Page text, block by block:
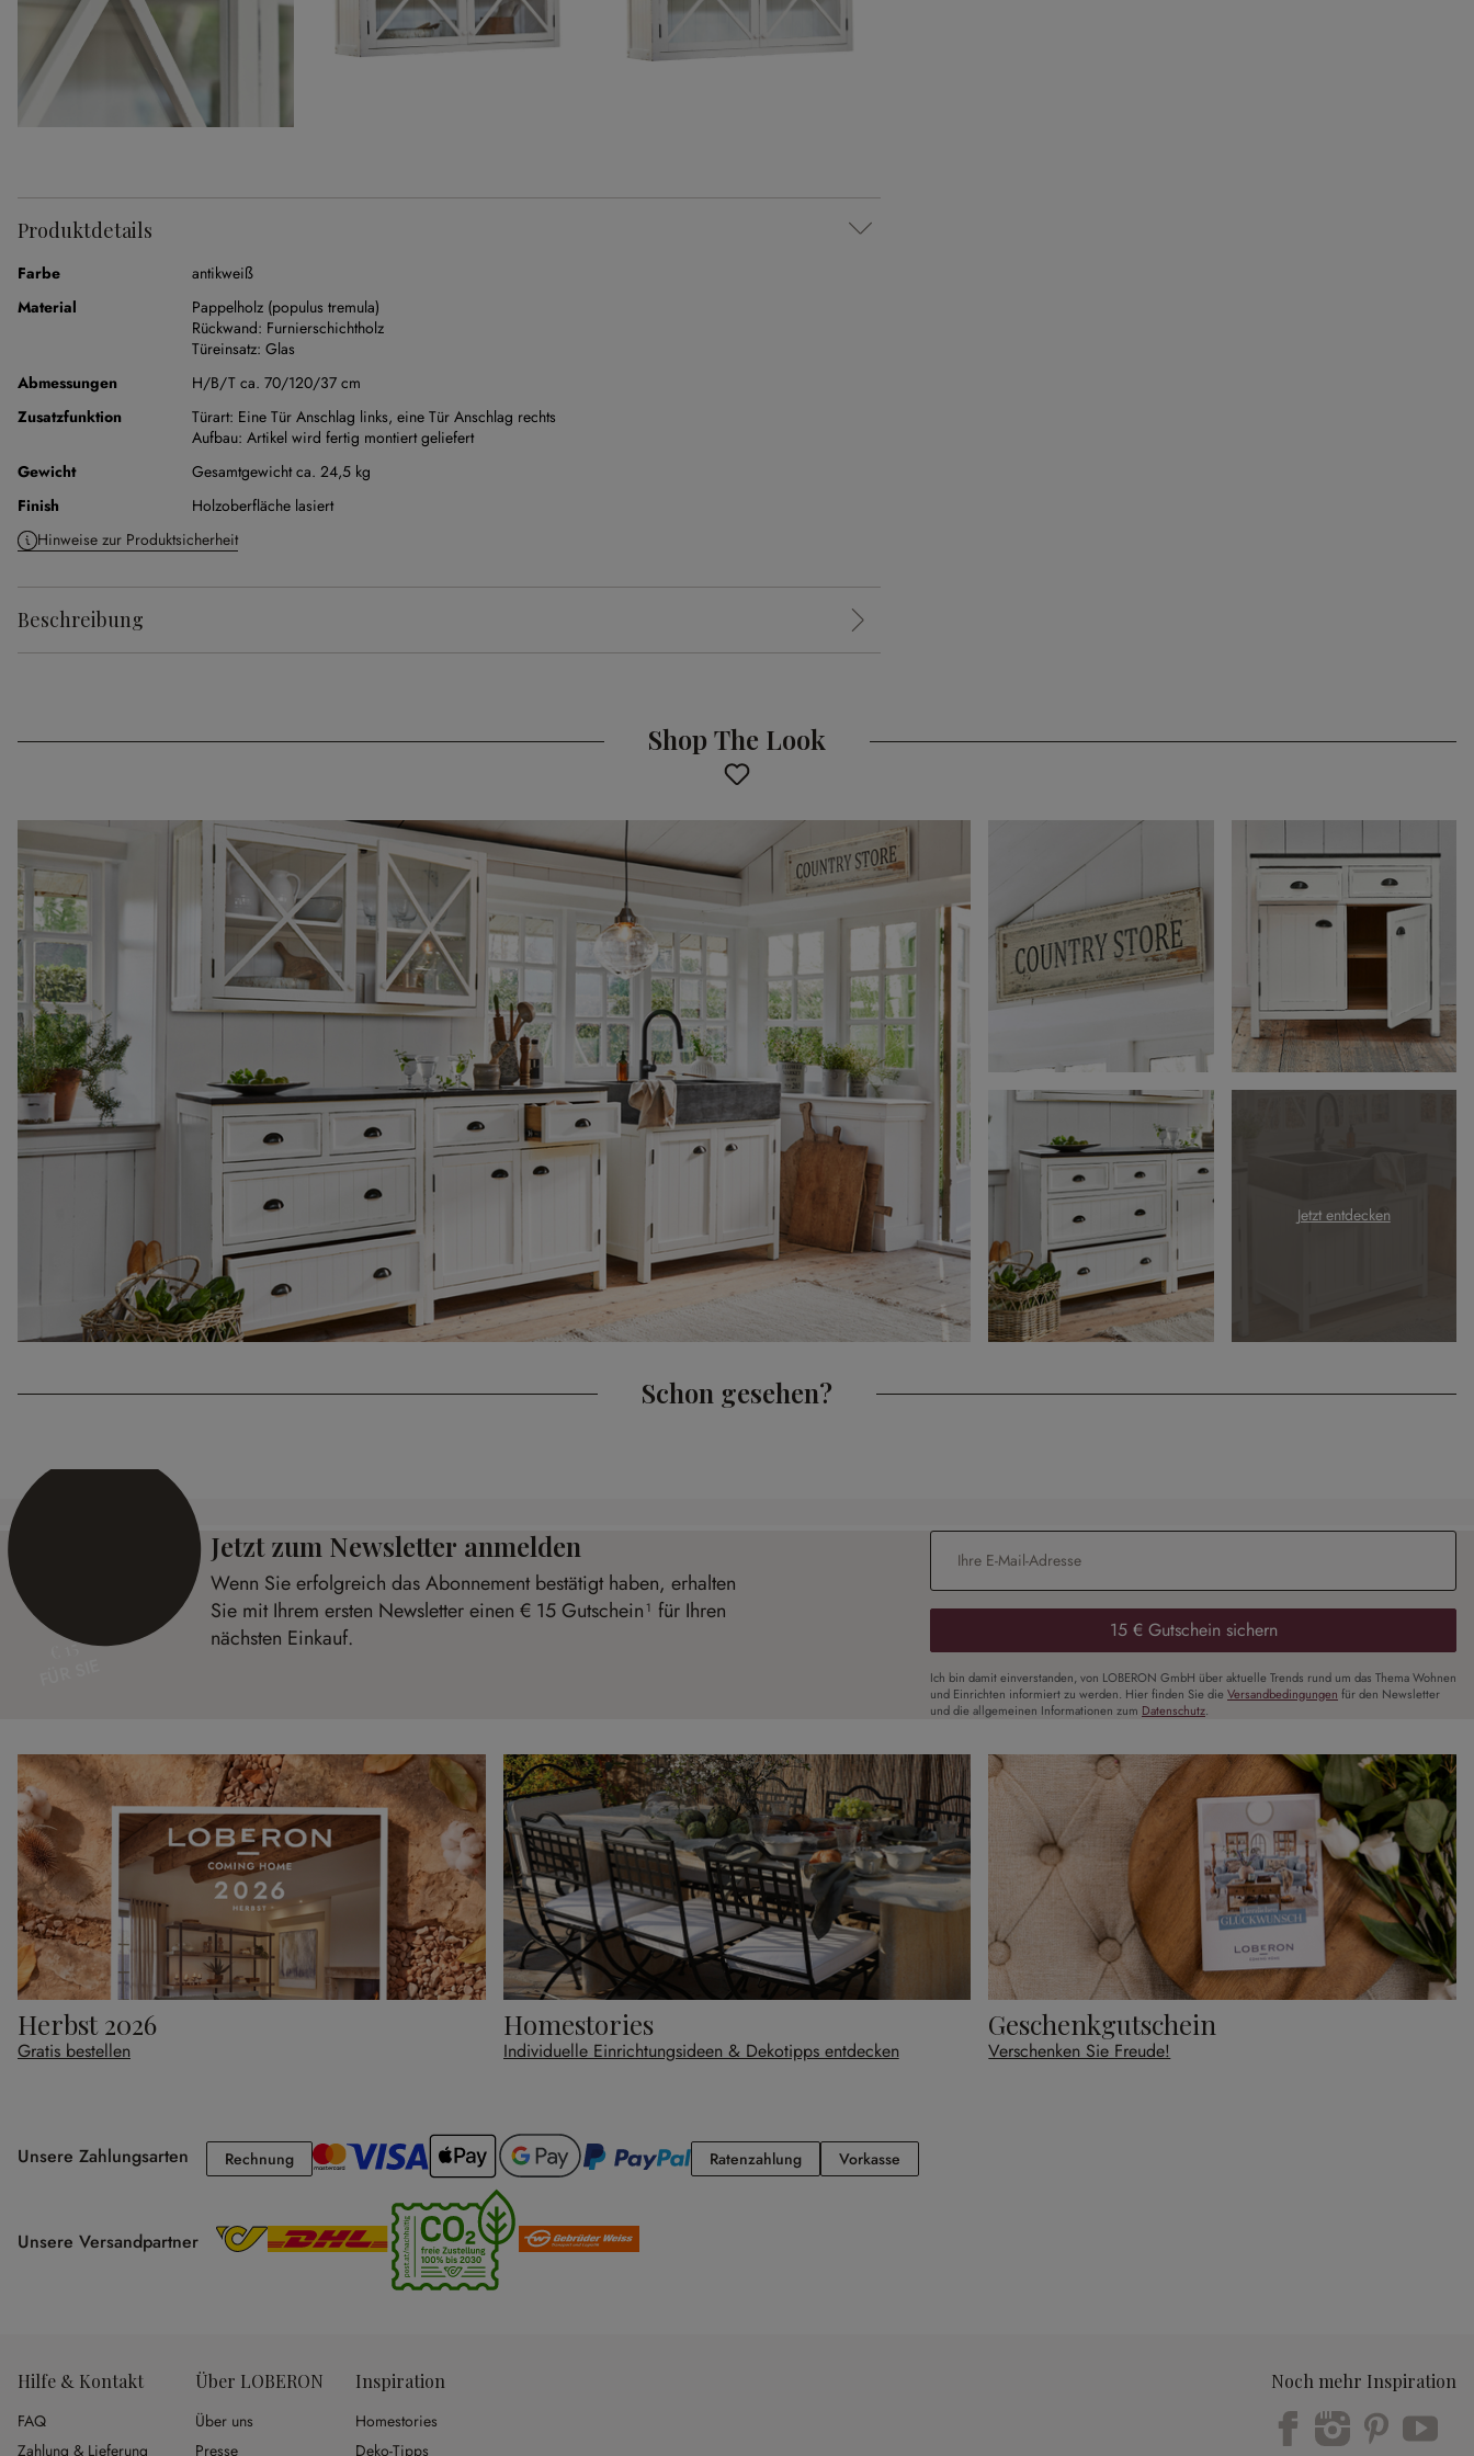
Produktdetails
Farbe
antikweiß
Material
Pappelholz (populus tremula)
Rückwand: Furnierschichtholz
Türeinsatz: Glas
Abmessungen
H/B/T ca. 70/120/37 cm
Zusatzfunktion
Türart: Eine Tür Anschlag links, eine Tür Anschlag rechts
Aufbau: Artikel wird fertig montiert geliefert
Gewicht
Gesamtgewicht ca. 24,5 kg
Finish
Holzoberfläche lasiert
Hinweise zur Produktsicherheit
Beschreibung
Shop The Look
Jetzt entdecken
Schon gesehen?
€ 15
Jetzt zum Newsletter anmelden
Wenn Sie erfolgreich das Abonnement bestätigt haben, erhalten
Sie mit Ihrem ersten Newsletter einen € 15 Gutschein¹ für Ihren
nächsten Einkauf.
E-Mail-Adresse
15 € Gutschein sichern
Ich bin damit einverstanden, von LOBERON GmbH über aktuelle Trends rund um das Thema Wohnen
und Einrichten informiert zu werden. Hier finden Sie die Versandbedingungen für den Newsletter
und die allgemeinen Informationen zum Datenschutz.
Herbst 2026
Gratis bestellen
Homestories
Individuelle Einrichtungsideen & Dekotipps entdecken
Geschenkgutschein
Verschenken Sie Freude!
Unsere Zahlungsarten RechnungRechnung RatenzahlungRatenzahlung
VorkasseVorkasse
Unsere Versandpartner
Hilfe & Kontakt
FAQ
Zahlung & Lieferung
Über LOBERON
Über uns
Presse
Inspiration
Homestories
Deko-Tipps
Noch mehr Inspiration